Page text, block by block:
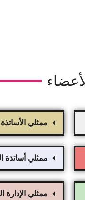
ممثلي
ممثلي أساتذة
ممثلي الإدارة